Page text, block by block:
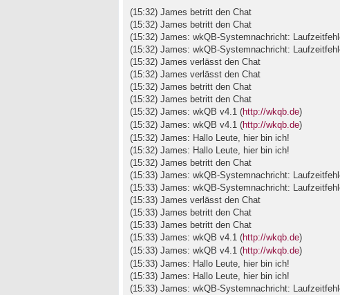
e
n
e
r
B
e
i
t
r
a
g
(15:32) James betritt den Chat
(15:32) James betritt den Chat
(15:32) James: wkQB-Systemnachricht:
(15:32) James: wkQB-Systemnachricht:
(15:32) James verlässt den Chat
(15:32) James verlässt den Chat
(15:32) James betritt den Chat
(15:32) James betritt den Chat
(15:32) James: wkQB v4.1 (http://wkqb.de)
(15:32) James: wkQB v4.1 (http://wkqb.de)
(15:32) James: Hallo Leute, hier bin ich!
(15:32) James: Hallo Leute, hier bin ich!
(15:32) James betritt den Chat
(15:33) James: wkQB-Systemnachricht:
(15:33) James: wkQB-Systemnachricht:
(15:33) James verlässt den Chat
(15:33) James betritt den Chat
(15:33) James betritt den Chat
(15:33) James: wkQB v4.1 (http://wkqb.de)
(15:33) James: wkQB v4.1 (http://wkqb.de)
(15:33) James: Hallo Leute, hier bin ich!
(15:33) James: Hallo Leute, hier bin ich!
(15:33) James: wkQB-Systemnachricht: